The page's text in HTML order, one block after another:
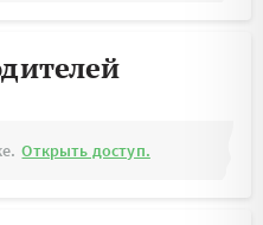
Открыть доступ.